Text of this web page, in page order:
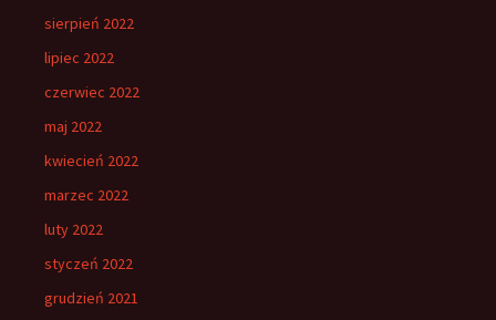
sierpień 2022
lipiec 2022
czerwiec 2022
maj 2022
kwiecień 2022
marzec 2022
luty 2022
styczeń 2022
grudzień 2021